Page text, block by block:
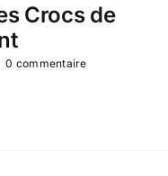
Crocs de
0 commentaire